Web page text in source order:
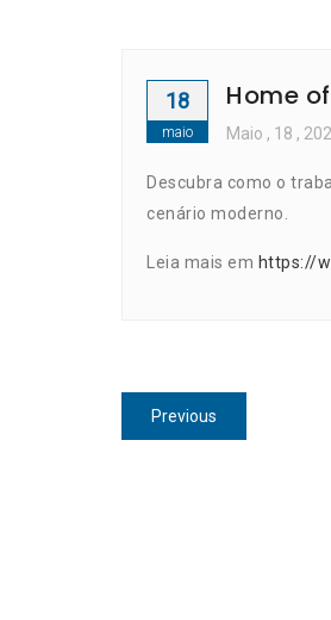
18
maio
Home
Maio , 18 ,
Descubra como o
cenário moderno.
Leia mais em https://
Navegação
de
Previous
post: